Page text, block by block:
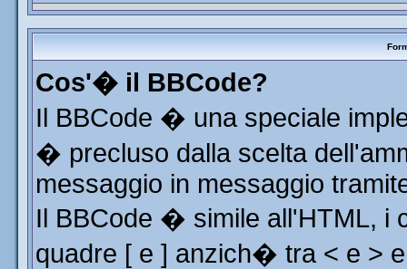
Cos'� il BBCode?
Il BBCode � una speciale
� precluso dalla scelta
messaggio in messaggio
Il BBCode � simile all'HTML, i
quadre [ e ] anzich� tra < e >